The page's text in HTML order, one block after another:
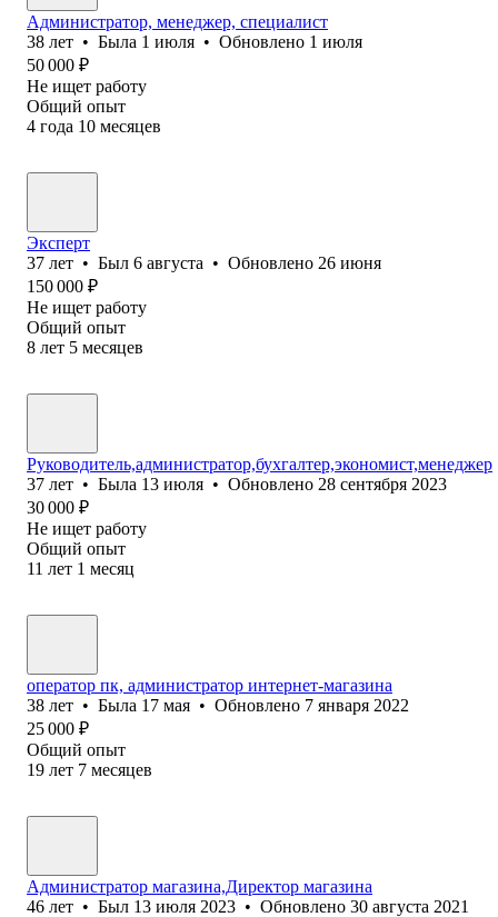
Администратор, менеджер, специалист
38 лет • Была 1 июля • Обновлено 1 июля
50 000 ₽
Не ищет работу
Общий опыт
4 года 10 месяцев
Эксперт
37 лет • Был 6 августа • Обновлено 26 июня
150 000 ₽
Не ищет работу
Общий опыт
8 лет 5 месяцев
Руководитель,администратор,бухгалтер,экономист,менеджер
37 лет • Была 13 июля • Обновлено 28 сентября 2023
30 000 ₽
Не ищет работу
Общий опыт
11 лет 1 месяц
оператор пк, администратор интернет-магазина
38 лет • Была 17 мая • Обновлено 7 января 2022
25 000 ₽
Общий опыт
19 лет 7 месяцев
Администратор магазина,Директор магазина
46 лет • Был 13 июля 2023 • Обновлено 30 августа 2021